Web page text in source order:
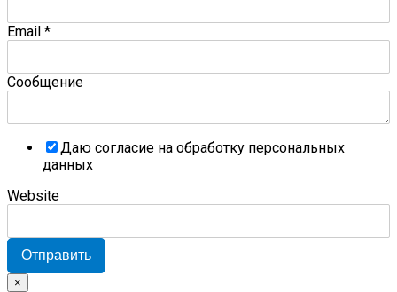
Email *
Сообщение
Даю согласие на обработку персональных
данных
Website
Отправить
×